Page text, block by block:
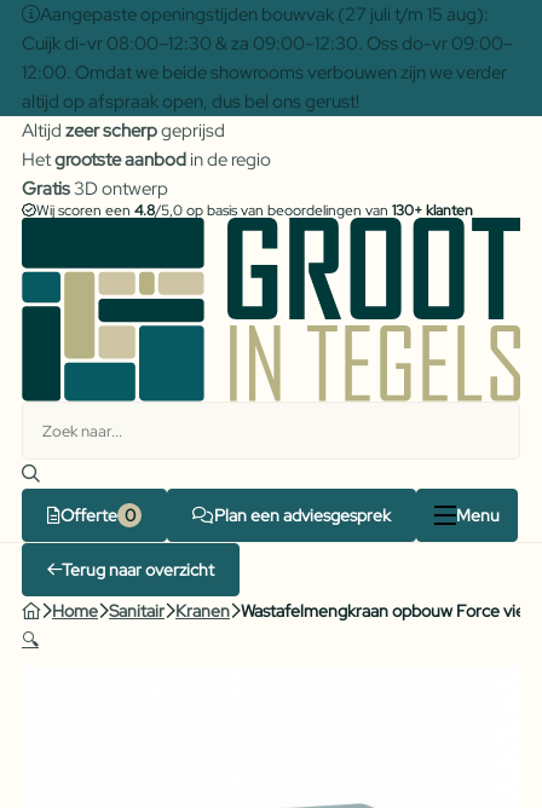
Aangepaste openingstijden bouwvak (27 juli t/m 15 aug):
Cuijk di-vr 08:00–12:30 & za 09:00–12:30. Oss do-vr 09:00–
12:00. Omdat we beide showrooms verbouwen zijn we verder
altijd op afspraak open, dus bel ons gerust!
Altijd zeer scherpgeprijsd
Hetgrootste aanbodin de regio
Gratis3D ontwerp
Wij scoren een 4.8/5,0 op basis van beoordelingen van 130+ klanten
Offerte Plan een adviesgesprek Menu
Terug naar overzicht
Home Sanitair Kranen Wastafelmengkraan opbouw Force
🔍